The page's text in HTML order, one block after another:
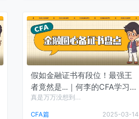
假如金融证书有段位！最强王
者竟然是...｜何李的CFA学习课
堂
真是万万没想到...
CFA篇 2025-03-14